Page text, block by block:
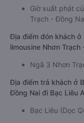
Giờ xuất phát
Trạch - Đồng
Địa điểm đón khách ở
limousine Nhơn
Ngã 3 Nhơn
Địa điểm trả khách ở
Đồng Nai đi Bạc Liêu
Bạc Liêu (Dọc